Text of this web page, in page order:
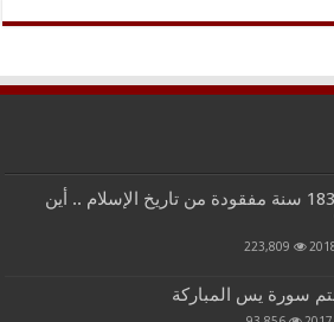
اكثر من 183 سنة مفقودة من تاريخ الإسلام .. أين
223,809
سورة يس المباركة